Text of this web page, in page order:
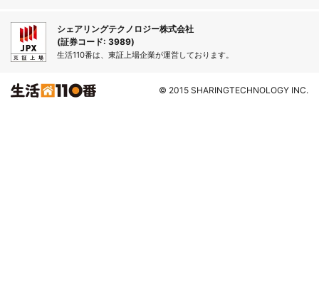
シェアリングテクノロジー株式会社
(証券コード: 3989)
生活110番は、東証上場企業が運営しております。
© 2015 SHARINGTECHNOLOGY INC.